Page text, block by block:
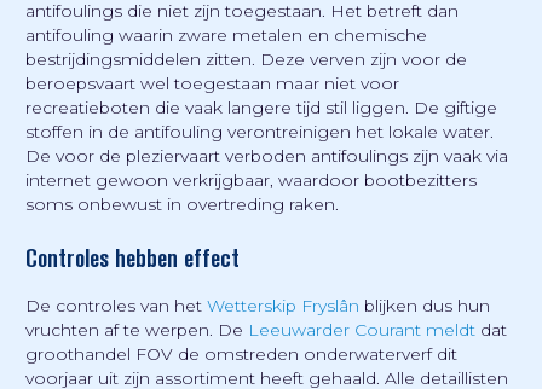
antifoulings die niet zijn toegestaan. Het betreft dan
antifouling waarin zware metalen en chemische
bestrijdingsmiddelen zitten. Deze verven zijn voor de
beroepsvaart wel toegestaan maar niet voor
recreatieboten die vaak langere tijd stil liggen. De giftige
stoffen in de antifouling verontreinigen het lokale water.
De voor de pleziervaart verboden antifoulings zijn vaak via
internet gewoon verkrijgbaar, waardoor bootbezitters
soms onbewust in overtreding raken.
Controles hebben effect
De controles van het Wetterskip Fryslân blijken dus hun
vruchten af te werpen. De Leeuwarder Courant meldt dat
groothandel FOV de omstreden onderwaterverf dit
voorjaar uit zijn assortiment heeft gehaald. Alle detaillisten